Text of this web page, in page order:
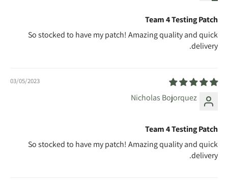
Team 4 Testing Patch
So stocked to have my patch! Amazing quality and quick
delivery.
03/05/2023
Nicholas Bojorquez
Team 4 Testing Patch
So stocked to have my patch! Amazing quality and quick
delivery.